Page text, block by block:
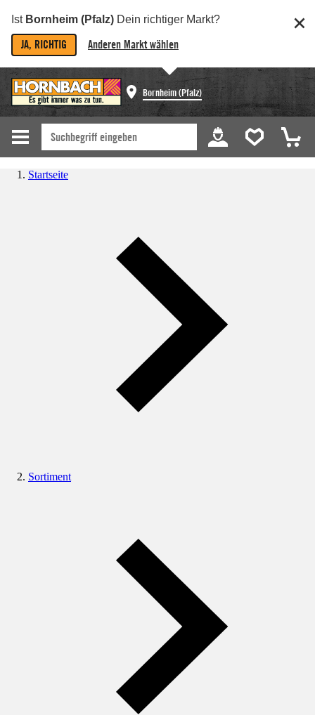
Ist Bornheim (Pfalz) Dein richtiger Markt?
JA, RICHTIG Anderen Markt wählen
Bornheim (Pfalz)
Startseite
Sortiment